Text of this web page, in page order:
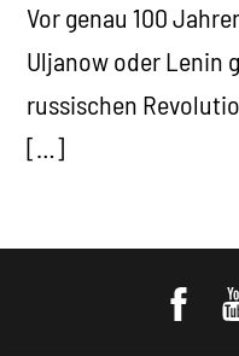
Vor genau 100
Uljanow oder Lenin
russischen
[…]